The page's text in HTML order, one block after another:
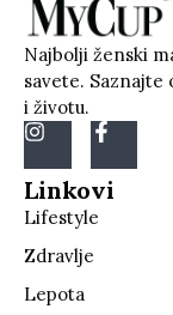
Najbolji ženski
savete.
i životu.
Linkovi
Lifestyle
Zdravlje
Lepota